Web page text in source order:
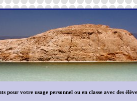
votre usage personnel ou en classe avec des